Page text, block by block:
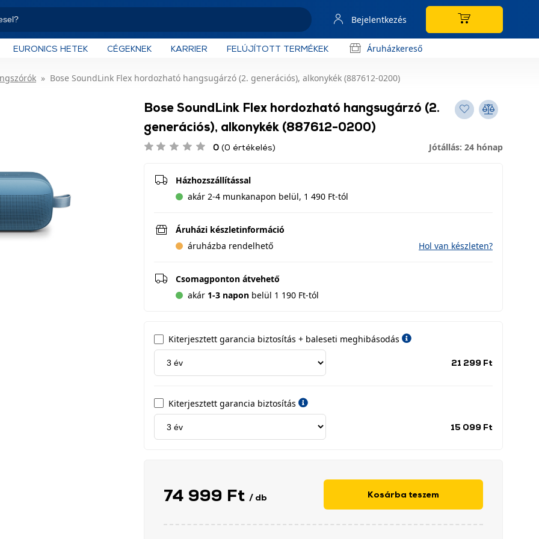
Bejelentkezés
EURONICS HETEK CÉGEKNEK KARRIER FELÚJÍTOTT TERMÉKEK Áruházkereső
Bose SoundLink Flex hordozható hangsugárzó (2. generációs), alkonykék (887612-0200)
Bose SoundLink Flex hordozható hangsugárzó (2.
generációs), alkonykék (887612-0200)
0 (0 értékelés) Jótállás: 24 hónap
Házhozszállítással
akár 2-4 munkanapon belül, 1 490 Ft-tól
Áruházi készletinformáció
áruházba rendelhető
Hol van készleten?
Csomagponton átvehető
akár 1-3 napon belül 1 190 Ft-tól
Kiterjesztett garancia biztosítás + baleseti meghibásodás
időszak
21 299 Ft
Kiterjesztett garancia biztosítás
időszak
15 099 Ft
74 999 Ft / db Kosárba teszem